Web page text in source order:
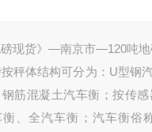
磅现货》—南京市—120吨地
秤体结构可分为：U型钢
筋混凝土汽车衡；按传
衡、全汽车衡；汽车衡俗